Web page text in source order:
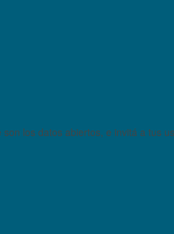
los datos abiertos, e invitá a